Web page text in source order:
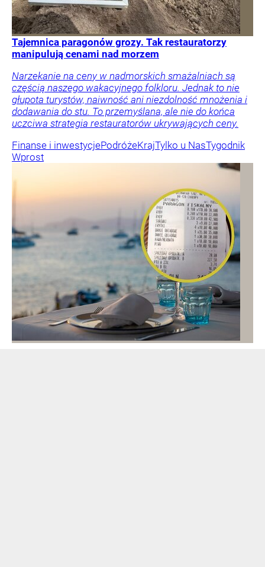
Tajemnica paragonów grozy. Tak restauratorzy
manipulują cenami nad morzem
Narzekanie na ceny w nadmorskich smażalniach są
częścią naszego wakacyjnego folkloru. Jednak to nie
głupota turystów, naiwność ani niezdolność mnożenia i
dodawania do stu. To przemyślana, ale nie do końca
uczciwa strategia restauratorów ukrywających ceny.
Finanse i inwestycjePodróżeKrajTylko u NasTygodnik
Wprost